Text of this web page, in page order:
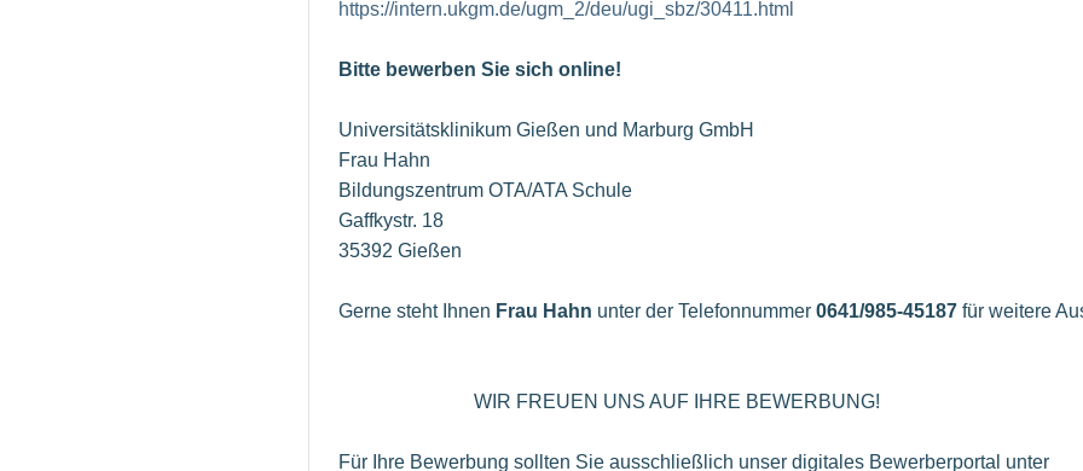
https://intern.ukgm.de/ugm_2/deu/ugi_sbz/30411.html
Bitte bewerben Sie sich online!
Universitätsklinikum Gießen und Marburg GmbH
Frau Hahn
Bildungszentrum OTA/ATA Schule
Gaffkystr. 18
35392 Gießen
Gerne steht Ihnen Frau Hahn unter der Telefonnummer 0641/985-45187 für weitere
WIR FREUEN UNS AUF IHRE BEWERBUNG!
Für Ihre Bewerbung sollten Sie ausschließlich unser digitales Bewerberportal unter